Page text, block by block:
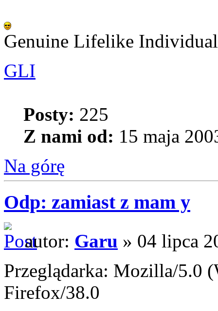
Genuine Lifelike Individual
GLI
Posty: 225
Z nami od: 15 maja
Na górę
Odp: zamiast z mam y
autor: Garu » 04 lipca
Przeglądarka: Mozilla/5.0
Firefox/38.0